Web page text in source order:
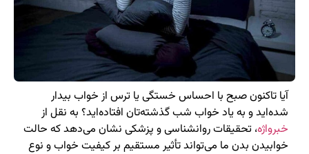
آیا تاکنون صبح با احساس خستگی یا ترس از خواب بیدار
شده‌اید و به یاد خواب شب گذشته‌تان افتاده‌اید؟ به نقل از
خبرواژه، تحقیقات روانشناسی و پزشکی نشان می‌دهد که حالت
خوابیدن بدن ما می‌تواند تأثیر مستقیم بر کیفیت خواب و نوع